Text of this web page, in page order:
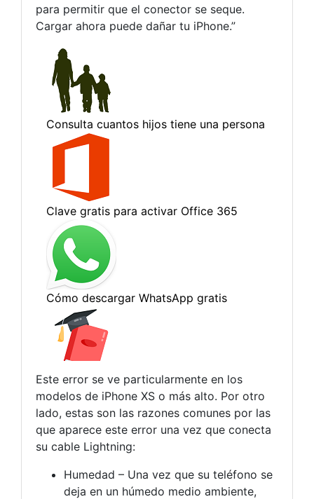
para permitir que el conector se seque.
Cargar ahora puede dañar tu iPhone.”
Este error se ve particularmente en los
modelos de iPhone XS o más alto. Por otro
lado, estas son las razones comunes por las
que aparece este error una vez que conecta
su cable Lightning:
Humedad – Una vez que su teléfono se
deja en un húmedo medio ambiente,